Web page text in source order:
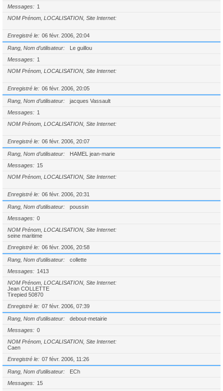
Messages
1
NOM Prénom, LOCALISATION, Site Internet
Enregistré le 06 févr. 2006, 20:04
Rang, Nom d’utilisateur
Le guillou
Messages
1
NOM Prénom, LOCALISATION, Site Internet
Enregistré le 06 févr. 2006, 20:05
Rang, Nom d’utilisateur
jacques Vassault
Messages
1
NOM Prénom, LOCALISATION, Site Internet
Enregistré le 06 févr. 2006, 20:07
Rang, Nom d’utilisateur
HAMEL jean-marie
Messages
15
NOM Prénom, LOCALISATION, Site Internet
Enregistré le 06 févr. 2006, 20:31
Rang, Nom d’utilisateur
poussin
Messages
0
NOM Prénom, LOCALISATION, Site Internet
seine maritime
Enregistré le
06 févr. 2006, 20:58
Rang, Nom d’utilisateur
collette
Messages
1413
NOM Prénom, LOCALISATION, Site Internet
Jean COLLETTE
Tirepied 50870
Enregistré le
07 févr. 2006, 07:39
Rang, Nom d’utilisateur
debout-metairie
Messages
0
NOM Prénom, LOCALISATION, Site Internet
Caen
Enregistré le
07 févr. 2006, 11:26
Rang, Nom d’utilisateur
ECh
Messages
15